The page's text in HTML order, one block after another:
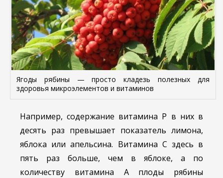
Ягоды рябины — просто кладезь полезных для
здоровья микроэлементов и витаминов
Например, содержание витамина Р в них в
десять раз превышает показатель лимона,
яблока или апельсина. Витамина С здесь в
пять раз больше, чем в яблоке, а по
количеству витамина А плоды рябины